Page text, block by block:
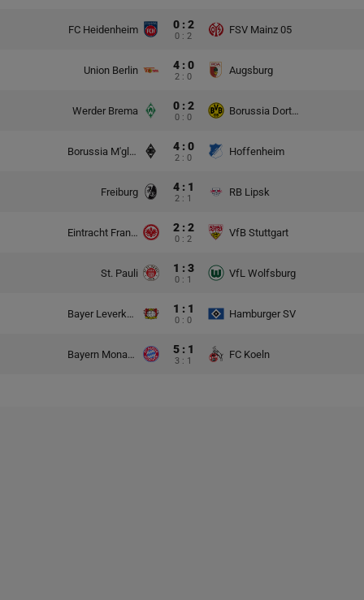
FC Heidenheim 0 : 2
0 : 2
FSV Mainz 05
Union Berlin 4 : 0
2 : 0
Augsburg
Werder Brema 0 : 2
0 : 0
Borussia Dortmund
Borussia M'gladbach 4 : 0
2 : 0
Hoffenheim
Freiburg 4 : 1
2 : 1
RB Lipsk
Eintracht Frankfurt 2 : 2
0 : 2
VfB Stuttgart
St. Pauli 1 : 3
0 : 1
VfL Wolfsburg
Bayer Leverkusen 1 : 1
0 : 0
Hamburger SV
Bayern Monachium 5 : 1
3 : 1
FC Koeln